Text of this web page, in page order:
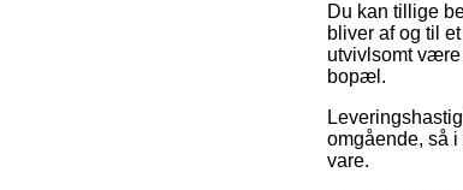
Du kan tillige
bliver af og til
utvivlsomt
bopæl.
omgående, så
vare.